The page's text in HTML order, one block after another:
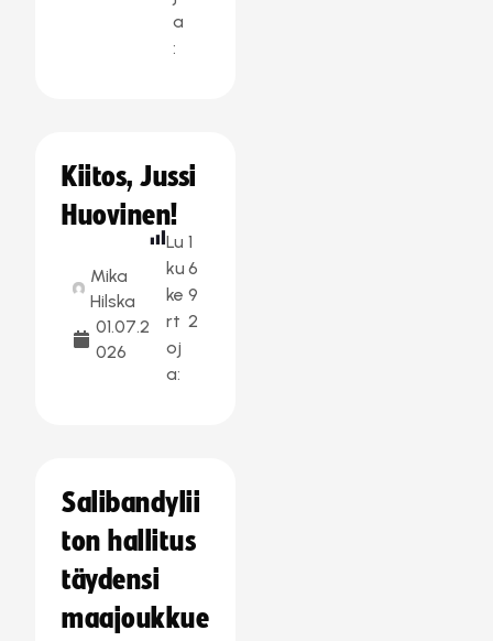
a
:
Kiitos, Jussi
Huovinen!
Mika
Hilska
01.07.2
026
Lu
ku
ke
rt
oj
a:
1
6
9
2
Salibandylii
ton hallitus
täydensi
maajoukkue